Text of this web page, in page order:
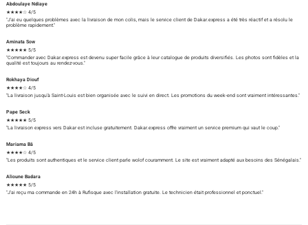
Abdoulaye Ndiaye
★★★★☆ 4/5
"J'ai eu quelques problèmes avec la livraison de mon colis, mais le service client de Dakar.express a été très réactif et a résolu le
problème rapidement."
Aminata Sow
★★★★★ 5/5
"Commander avec Dakar.express est devenu super facile grâce à leur catalogue de produits diversifiés. Les photos sont fidèles et la
qualité est toujours au rendez-vous."
Rokhaya Diouf
★★★★☆ 4/5
"La livraison jusqu'à Saint-Louis est bien organisée avec le suivi en direct. Les promotions du week-end sont vraiment intéressantes."
Pape Seck
★★★★★ 5/5
"La livraison express vers Dakar est incluse gratuitement. Dakar.express offre vraiment un service premium qui vaut le coup."
Mariama Bâ
★★★★☆ 4/5
"Les produits sont authentiques et le service client parle wolof couramment. Le site est vraiment adapté aux besoins des Sénégalais."
Alioune Badara
★★★★★ 5/5
"J'ai reçu ma commande en 24h à Rufisque avec l'installation gratuite. Le technicien était professionnel et ponctuel."